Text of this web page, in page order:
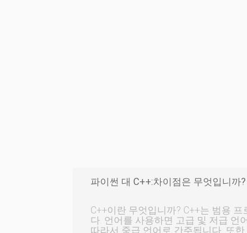
파이썬 대 C++:차이점은 무엇입니까?
C++이란 무엇입니까? C++는 범용 프로그래밍 언어에서 널리 사용됩니
다. 언어를 사용하면 고급 및 저급 언
따라서 중급 언어로 간주됩니다. 또